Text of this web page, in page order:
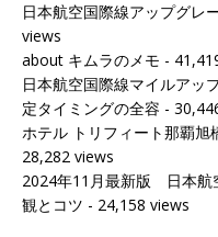
日本航空国際線アップグレ
views
about キムラのメモ -
日本航空国際線マイルアッ
定タイミングの全容 -
ホテル トリフィート那覇旭
28,282 views
2024年11月最新版 日本航
観とコツ - 24,158 views